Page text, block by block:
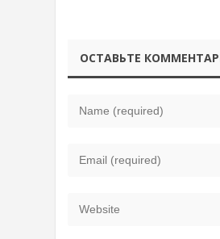
ОСТАВЬТЕ